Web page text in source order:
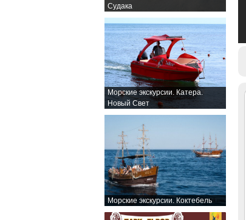
Судака
Морские экскурсии. Катера.
Новый Свет
Морские экскурсии. Коктебель